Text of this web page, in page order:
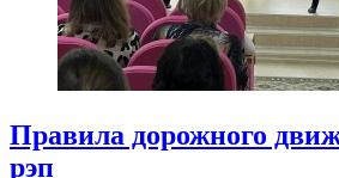
Правила дорожного
рэп